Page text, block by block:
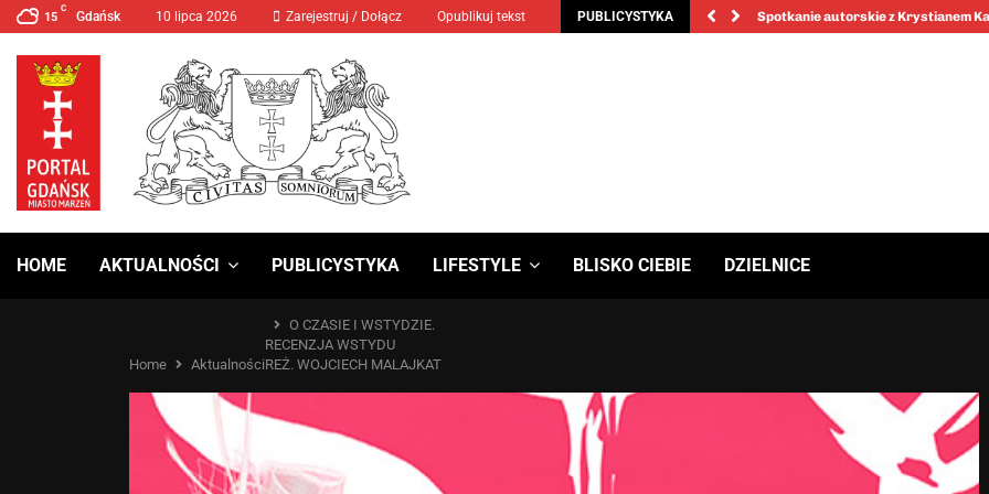
15
C
Gdańsk 10 lipca 2026 Zarejestruj / Dołącz Opublikuj tekst PUBLICYSTYKA
MANIFA 2024 Prawa Kobiet Spotkanie autorskie z Krystianem
HOME AKTUALNOŚCI PUBLICYSTYKA LIFESTYLE BLISKO CIEBIE DZIELNICE
Home Aktualności
O CZASIE I WSTYDZIE.
RECENZJA WSTYDU
REŻ. WOJCIECH MALAJKAT